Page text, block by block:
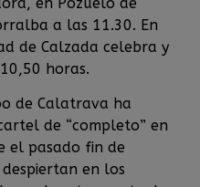
a las 11.30. En
de Calzada celebra y
horas.
de Calatrava ha
de “completo” en
el pasado fin de
en los